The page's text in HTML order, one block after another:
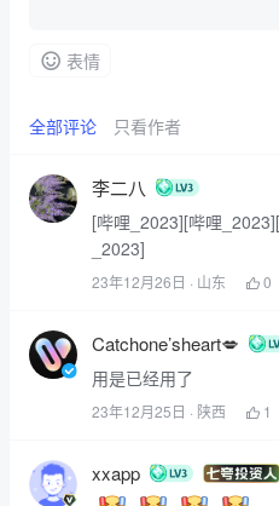
表情
全部评论 只看作者
李二八
[哔哩_2023][哔哩
_2023]
23年12月26日 · 山东 0
Catchone’sheart💋
用是已经用了
23年12月25日 · 陕西 1
xxapp